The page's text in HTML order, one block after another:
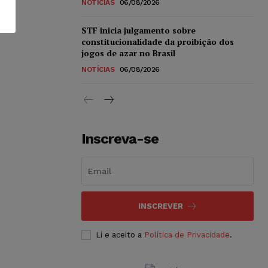
NOTÍCIAS 06/08/2026
STF inicia julgamento sobre
constitucionalidade da proibição dos
jogos de azar no Brasil
NOTÍCIAS 06/08/2026
Inscreva-se
INSCREVER
Li e aceito a Política de Privacidade.